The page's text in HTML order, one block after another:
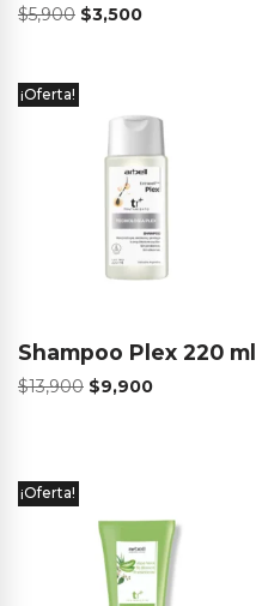
$5,900 $3,500
¡Oferta!
Shampoo Plex 220 ml
$13,900 $9,900
¡Oferta!